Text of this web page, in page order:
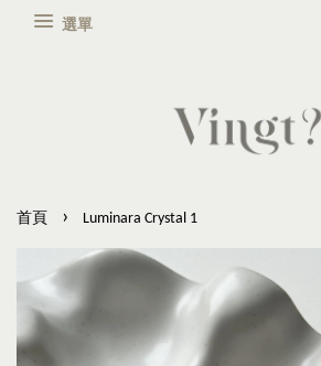
選單
首頁 › Luminara Crystal 1